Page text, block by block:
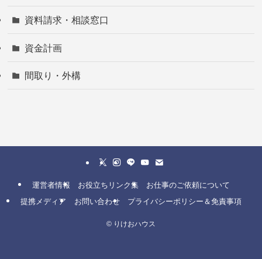
資料請求・相談窓口
資金計画
間取り・外構
運営者情報 お役立ちリンク集
お仕事のご依頼について
提携メディア
お問い合わせ プライバシーポリシー＆免責事項
© りけおハウス